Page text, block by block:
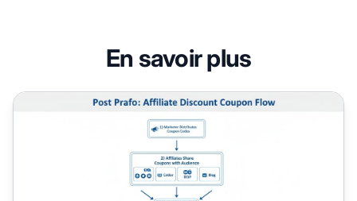
En savoir plus
Que sont les coupons de réduction affilié dans Post